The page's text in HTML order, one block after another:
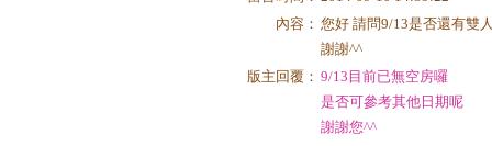
內容： 您好 請問9/13是否還有雙
謝謝^^
版主回覆： 9/13目前已無空房囉
是否可參考其他日期呢
謝謝您^^